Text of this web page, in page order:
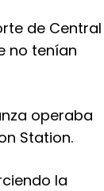
de Central
no tenían
operaba
Station.
la